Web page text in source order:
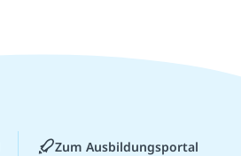
Zum Ausbildungsportal